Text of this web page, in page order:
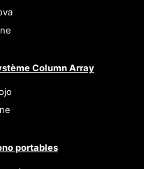
Column Array
portables